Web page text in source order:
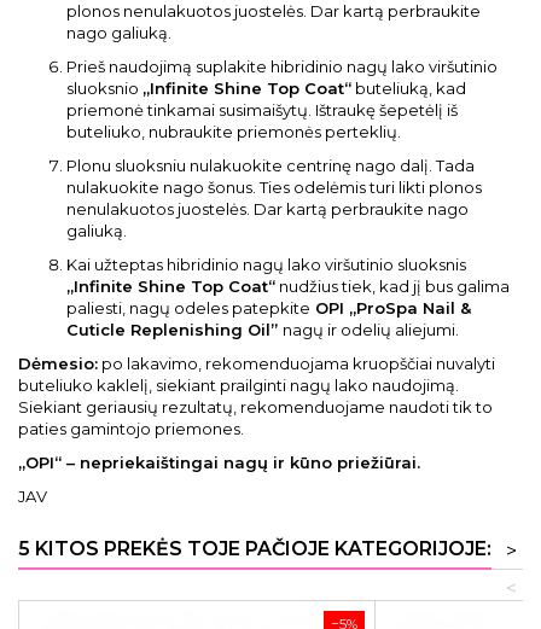
plonos nenulakuotos juostelės. Dar kartą perbraukite
nago galiuką.
Prieš naudojimą suplakite hibridinio nagų lako viršutinio
sluoksnio „Infinite Shine Top Coat“ buteliuką, kad
priemonė tinkamai susimaišytų. Ištraukę šepetėlį iš
buteliuko, nubraukite priemonės perteklių.
Plonu sluoksniu nulakuokite centrinę nago dalį. Tada
nulakuokite nago šonus. Ties odelėmis turi likti plonos
nenulakuotos juostelės. Dar kartą perbraukite nago
galiuką.
Kai užteptas hibridinio nagų lako viršutinio sluoksnis
„Infinite Shine Top Coat“ nudžius tiek, kad jį bus galima
paliesti, nagų odeles patepkite OPI „ProSpa Nail &
Cuticle Replenishing Oil” nagų ir odelių aliejumi.
Dėmesio: po lakavimo, rekomenduojama kruopščiai nuvalyti
buteliuko kaklelį, siekiant prailginti nagų lako naudojimą.
Siekiant geriausių rezultatų, rekomenduojame naudoti tik to
paties gamintojo priemones.
„OPI“ – nepriekaištingai nagų ir kūno priežiūrai.
JAV
5 KITOS PREKĖS TOJE PAČIOJE KATEGORIJOJE:
>
<
−5%